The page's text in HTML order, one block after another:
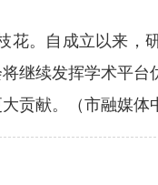
。自成立以来，
继续发挥学术平
贡献。（市融媒体